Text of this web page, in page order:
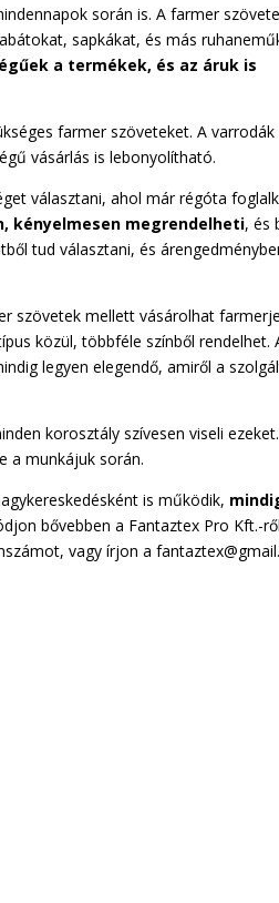
során is. A farmer
sapkákat, és más
a termékek, és az áruk is
farmer szöveteket. A varrodák
vásárlás is lebonyolítható.
választani, ahol már régóta
kényelmesen megrendelheti, és
tud választani, és
szövetek mellett vásárolhat
közül, többféle színből rendelhet.
legyen elegendő, amiről a
korosztály szívesen viseli
a munkájuk során.
is működik,
bővebben a Fantaztex Pro Kft.-
vagy írjon a